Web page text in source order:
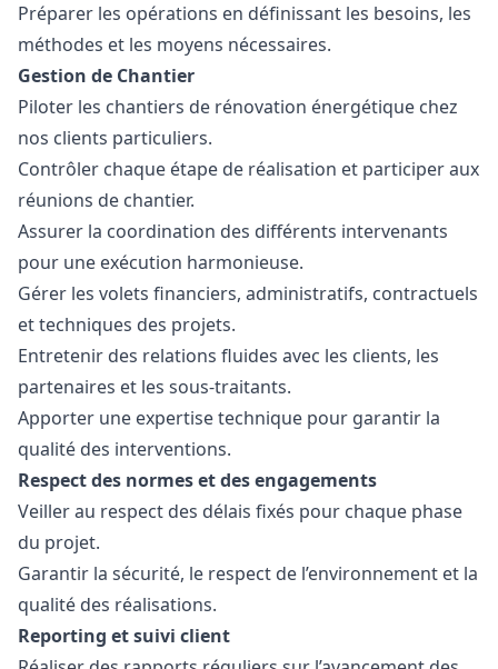
Préparer les opérations en définissant les besoins, les
méthodes et les moyens nécessaires.
Gestion de Chantier
Piloter les chantiers de rénovation énergétique chez
nos clients particuliers.
Contrôler chaque étape de réalisation et participer aux
réunions de chantier.
Assurer la coordination des différents intervenants
pour une exécution harmonieuse.
Gérer les volets financiers, administratifs, contractuels
et techniques des projets.
Entretenir des relations fluides avec les clients, les
partenaires et les sous-traitants.
Apporter une expertise technique pour garantir la
qualité des interventions.
Respect des normes et des engagements
Veiller au respect des délais fixés pour chaque phase
du projet.
Garantir la sécurité, le respect de l’environnement et la
qualité des réalisations.
Reporting et suivi client